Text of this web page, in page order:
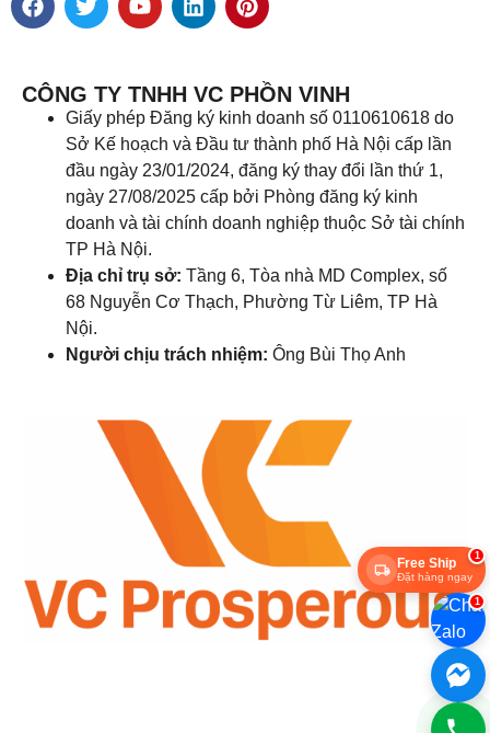
CÔNG TY TNHH VC PHỒN VINH
Giấy phép Đăng ký kinh doanh số 0110610618 do
Sở Kế hoạch và Đầu tư thành phố Hà Nội cấp lần
đầu ngày 23/01/2024, đăng ký thay đổi lần thứ 1,
ngày 27/08/2025 cấp bởi Phòng đăng ký kinh
doanh và tài chính doanh nghiệp thuộc Sở tài chính
TP Hà Nội.
Địa chỉ trụ sở: Tầng 6, Tòa nhà MD Complex, số
68 Nguyễn Cơ Thạch, Phường Từ Liêm, TP Hà
Nội.
Người chịu trách nhiệm: Ông Bùi Thọ Anh
1
Free Ship
Đặt hàng ngay
1